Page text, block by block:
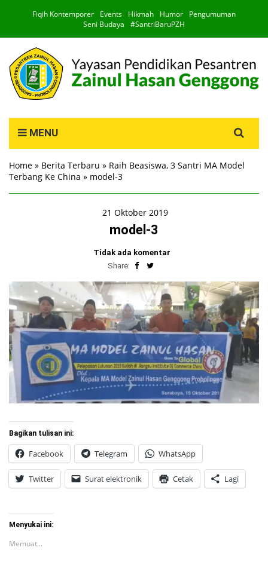
Fiqih Kontemporer Events Hikmah Humor
Pengumuman
Seni Budaya
#SantriBaruPZH
MENU
for:
Home » Berita Terbaru » Raih Beasiswa, 3 Santri MA Model
Terbang Ke China » model-3
21 Oktober 2019
model-3
Tidak ada komentar
Share:
Bagikan tulisan ini:
Facebook Telegram WhatsApp
Twitter Surat elektronik Cetak Lagi
Menyukai ini:
Memuat...